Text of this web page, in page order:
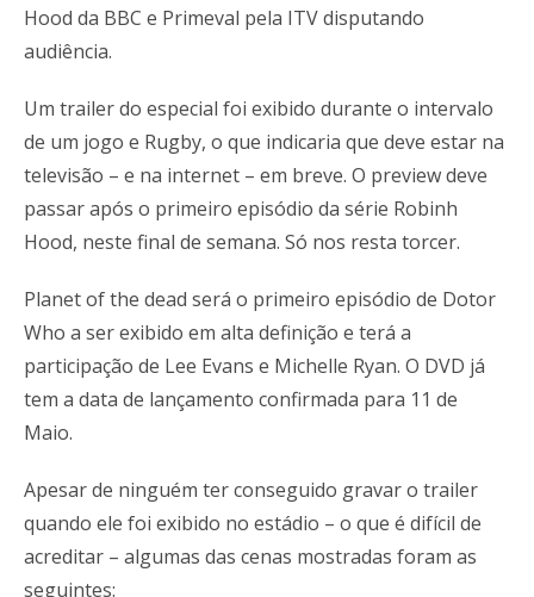
Hood da BBC e Primeval pela ITV disputando
audiência.
Um trailer do especial foi exibido durante o intervalo
de um jogo e Rugby, o que indicaria que deve estar na
televisão – e na internet – em breve. O preview deve
passar após o primeiro episódio da série Robinh
Hood, neste final de semana. Só nos resta torcer.
Planet of the dead será o primeiro episódio de Dotor
Who a ser exibido em alta definição e terá a
participação de Lee Evans e Michelle Ryan. O DVD já
tem a data de lançamento confirmada para 11 de
Maio.
Apesar de ninguém ter conseguido gravar o trailer
quando ele foi exibido no estádio – o que é difícil de
acreditar – algumas das cenas mostradas foram as
seguintes: